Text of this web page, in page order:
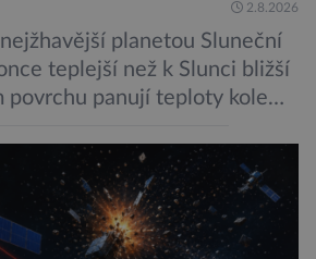
2.8.2026
planetou Sluneční
teplejší než k Slunci bližší
povrchu panují teploty kolem
a aby toho nebylo málo, z
kyseliny sírové. Zkrátka,
ve kterém by příčetný člověk